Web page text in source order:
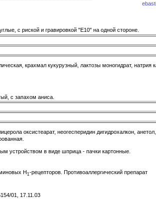
с риской и гравировкой "Е10" на одной стороне.
крахмал кукурузный, лактозы моногидрат, натрия
с запахом аниса.
оксистеарат, неогесперидин дигидрохалкон,
устройством в виде шприца - пачки картонные.
Н1-рецепторов. Противоаллергический препарат
01, 17.11.03